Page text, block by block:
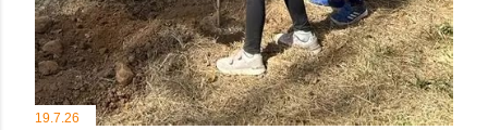
19.7.26